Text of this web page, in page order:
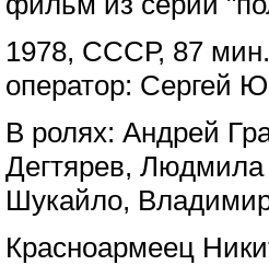
1978, СССР, 87
оператор: Сергей
В ролях: Андрей
Дегтярев, Людмила
Шукайло,
Красноармеец